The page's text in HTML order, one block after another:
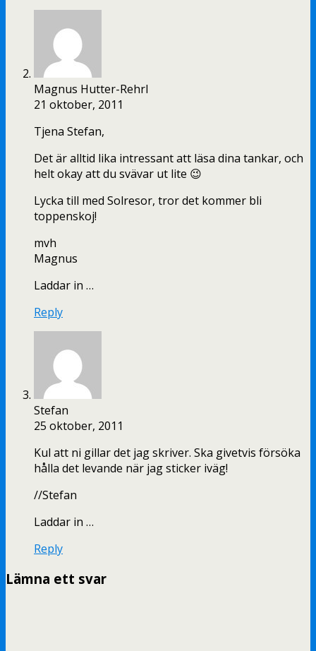
Magnus Hutter-Rehrl
21 oktober, 2011
Tjena Stefan,
Det är alltid lika intressant att läsa dina tankar, och
helt okay att du svävar ut lite 😉
Lycka till med Solresor, tror det kommer bli
toppenskoj!
mvh
Magnus
Laddar in …
Reply
Stefan
25 oktober, 2011
Kul att ni gillar det jag skriver. Ska givetvis försöka
hålla det levande när jag sticker iväg!
//Stefan
Laddar in …
Reply
Lämna ett svar